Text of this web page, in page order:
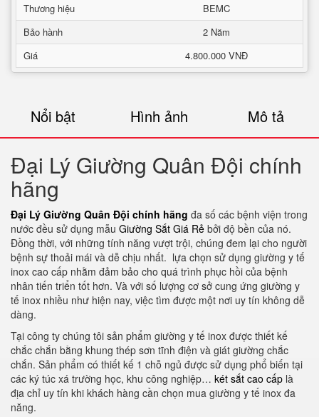
Thương hiệu
BEMC
Bảo hành
2 Năm
Giá
4.800.000 VNĐ
Nổi bật Hình ảnh Mô tả
Đại Lý Giường Quân Đội chính
hãng
Đại Lý Giường Quân Đội chính hãng đa số các bệnh viện trong
nước đều sử dụng mẫu Giường Sắt Giá Rẻ bởi độ bền của nó.
Đồng thời, với những tính năng vượt trội, chúng đem lại cho người
bệnh sự thoải mái và dễ chịu nhất. lựa chọn sử dụng giường y tế
inox cao cấp nhằm đảm bảo cho quá trình phục hồi của bệnh
nhân tiến triển tốt hơn. Và với số lượng cơ sở cung ứng giường y
tế inox nhiều như hiện nay, việc tìm được một nơi uy tín không dễ
dàng.
Tại công ty chúng tôi sản phẩm giường y tế inox được thiết kế
chắc chắn bằng khung thép sơn tĩnh điện và giát giường chắc
chắn. Sản phẩm có thiết kế 1 chỗ ngủ được sử dụng phổ biến tại
các ký túc xá trường học, khu công nghiệp… két sắt cao cấp là
địa chỉ uy tín khi khách hàng cần chọn mua giường y tế inox đa
năng.